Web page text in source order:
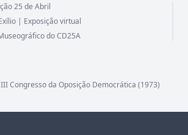
25 de Abril
| Exposição virtual
do CD25A
Congresso da Oposição Democrática (1973)